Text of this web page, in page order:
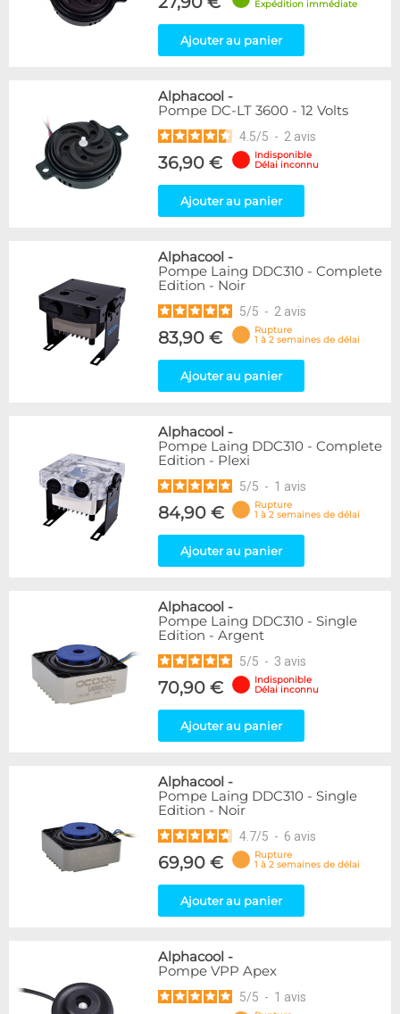
Expédition immédiate
Ajouter au panier
Alphacool -
Pompe DC-LT 3600 - 12 Volts
4.5/5 - 2 avis
36,90 €
Indisponible
Délai inconnu
Ajouter au panier
Alphacool -
Pompe Laing DDC310 - Complete
Edition - Noir
5/5 - 2 avis
83,90 €
Rupture
1 à 2 semaines de délai
Ajouter au panier
Alphacool -
Pompe Laing DDC310 - Complete
Edition - Plexi
5/5 - 1 avis
84,90 €
Rupture
1 à 2 semaines de délai
Ajouter au panier
Alphacool -
Pompe Laing DDC310 - Single
Edition - Argent
5/5 - 3 avis
70,90 €
Indisponible
Délai inconnu
Ajouter au panier
Alphacool -
Pompe Laing DDC310 - Single
Edition - Noir
4.7/5 - 6 avis
69,90 €
Rupture
1 à 2 semaines de délai
Ajouter au panier
Alphacool -
Pompe VPP Apex
5/5 - 1 avis